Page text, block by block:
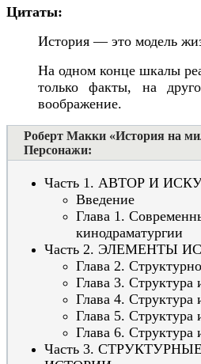
Цитаты:
История — это модель
На одном конце шкалы
только факты, на
воображение.
Роберт Макки «История на
Персонажи:
Часть 1. АВТОР И
Введение
Глава 1.
кинодраматургии
Часть 2. ЭЛЕМЕНТЫ
Глава 2.
Глава 3. Структура
Глава 4. Структура
Глава 5. Структура
Глава 6. Структура
Часть 3.